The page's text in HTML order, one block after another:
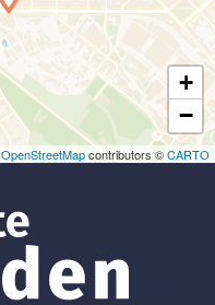
+
−
OpenStreetMapcontributors ©CARTO